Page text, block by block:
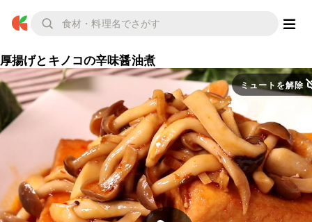
厚揚げとキノコの辛味醤油煮
ミュートを解除